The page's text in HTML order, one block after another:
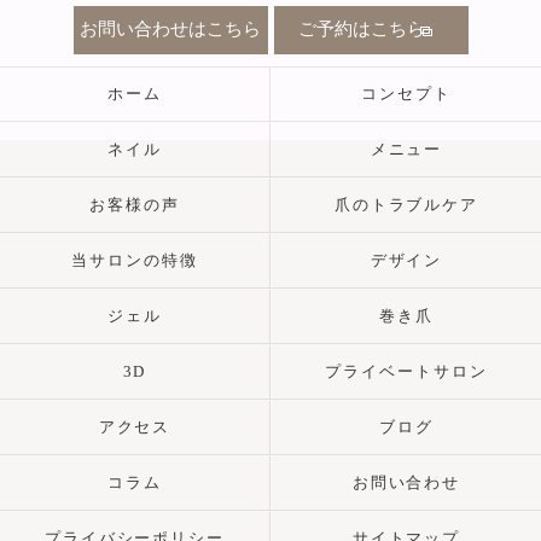
お問い合わせはこちら ご予約はこちら
ホーム コンセプト
ネイル メニュー
お客様の声 爪のトラブルケア
当サロンの特徴 デザイン
ジェル 巻き爪
3D プライベートサロン
アクセス ブログ
コラム お問い合わせ